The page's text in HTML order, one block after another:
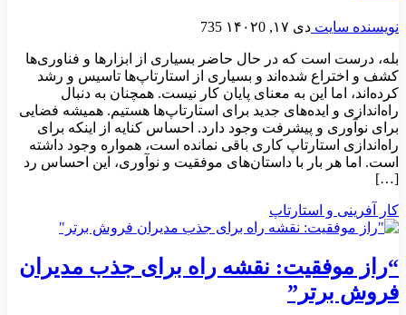
نویسنده سایت دی ۱۷, ۱۴۰۲ 0
735
بله، درست است که در حال حاضر بسیاری از ابزارها و فناوری‌ها
کشف و اختراع شده‌اند و بسیاری از استارتاپ‌ها تاسیس و رشد
کرده‌اند، اما این به معنای پایان کار نیست. همچنان به دنبال
راه‌اندازی و ایده‌های جدید برای استارتاپ‌ها هستیم. همیشه فضایی
برای نوآوری و پیشرفت وجود دارد. احساس کنایه از اینکه برای
راه‌اندازی استارتاپ کاری باقی نمانده است، همواره وجود داشته
است. اما هر بار با داستان‌های موفقیت و نوآوری، این احساس رد
[…]
کار آفرینی و استارتاپ
“راز موفقیت: نقشه راه برای جذب مدیران
فروش برتر”